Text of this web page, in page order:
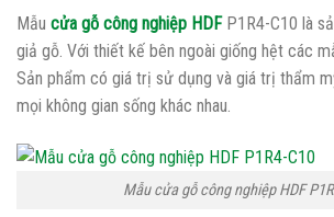
Mẫu cửa gỗ công nghiệp HDFP1R4-C10 là
giả gỗ. Với thiết kế bên ngoài giống hệt các
Sản phẩm có giá trị sử dụng và giá trị thẩm
mọi không gian sống khác nhau.
Mẫu cửa gỗ công nghiệp HDF